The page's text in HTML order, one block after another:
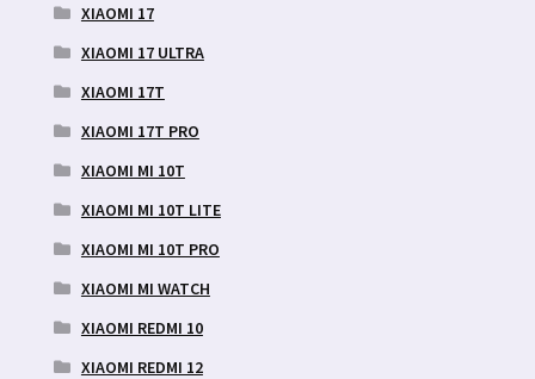
XIAOMI 17
XIAOMI 17 ULTRA
XIAOMI 17T
XIAOMI 17T PRO
XIAOMI MI 10T
XIAOMI MI 10T LITE
XIAOMI MI 10T PRO
XIAOMI MI WATCH
XIAOMI REDMI 10
XIAOMI REDMI 12